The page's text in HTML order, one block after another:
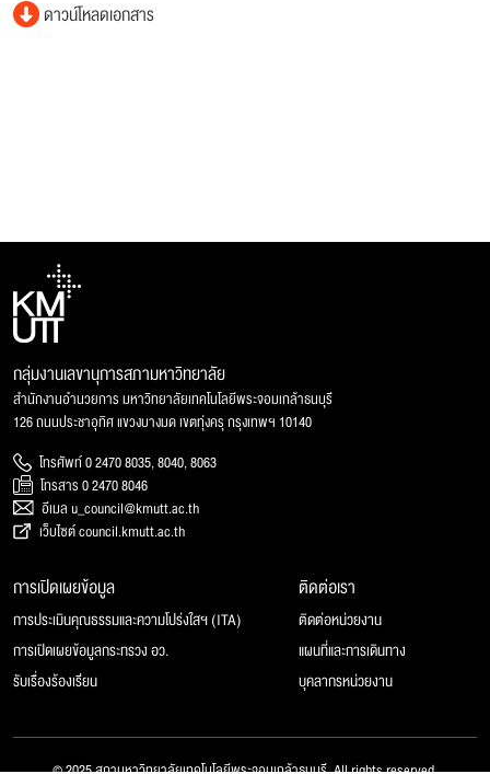
ดาวน์โหลดเอกสาร
กลุ่มงานเลขานุการสภามหาวิทยาลัย
สำนักงานอำนวยการ มหาวิทยาลัยเทคโนโลยีพระจอมเกล้าธนบุรี
126 ถนนประชาอุทิศ แขวงบางมด เขตทุ่งครุ กรุงเทพฯ 10140
โทรศัพท์ 0 2470 8035, 8040, 8063
โทรสาร 0 2470 8046
อีเมล u_council@kmutt.ac.th
เว็บไซต์ council.kmutt.ac.th
การเปิดเผยข้อมูล
การประเมินคุณธรรมและความโปร่งใสฯ (ITA)
การเปิดเผยข้อมูลกระทรวง อว.
รับเรื่องร้องเรียน
ติดต่อเรา
ติดต่อหน่วยงาน
แผนที่และการเดินทาง
บุคลากรหน่วยงาน